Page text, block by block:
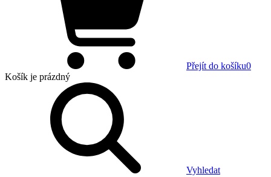
Přejít do košíku0
Košík je prázdný
Vyhledat